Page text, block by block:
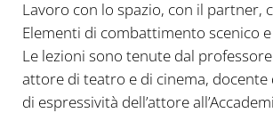
Lavoro con lo spazio, con il partner,
Elementi di combattimento scenico
Le lezioni sono tenute dal
attore di teatro e di cinema, docente
di espressività dell’attore